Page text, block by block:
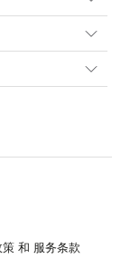
和 服务条款